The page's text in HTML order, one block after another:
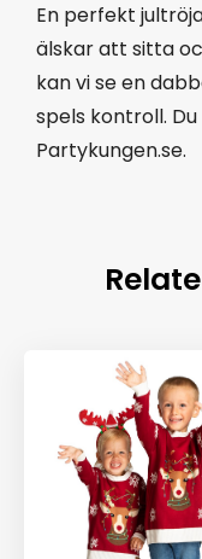
En perfekt
älskar att sitta
kan vi se en
spels kontroll.
Partykungen.se.